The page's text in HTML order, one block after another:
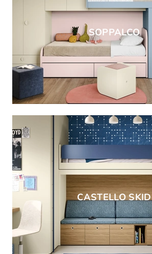
SOPPALCO
CASTELLO SKID